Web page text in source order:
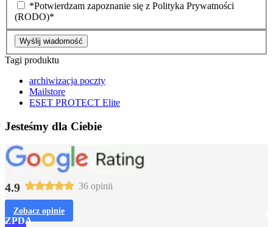
*Potwierdzam zapoznanie się z Polityka Prywatności
(RODO)*
Wyślij wiadomość
Tagi produktu
archiwizacja poczty
Mailstore
ESET PROTECT Elite
Jesteśmy dla Ciebie
4.9 36 opinii
Zobacz opinie
ZPDA